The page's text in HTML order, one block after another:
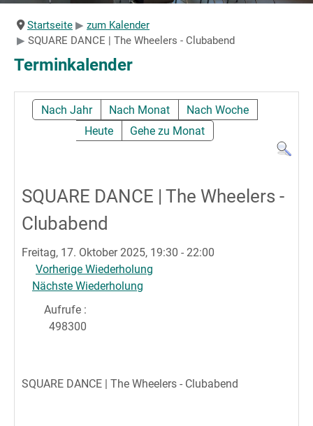
Angebote
Sportpark
Startseite
zum Kalender
SQUARE DANCE | The Wheelers - Clubabend
Terminkalender
Nach Jahr Nach Monat
Nach Woche
Heute
Gehe zu Monat
SQUARE DANCE | The Wheelers -
Clubabend
Freitag, 17. Oktober 2025, 19:30 - 22:00
Vorherige Wiederholung
Nächste Wiederholung
Aufrufe:
498300
SQUARE DANCE | The Wheelers - Clubabend